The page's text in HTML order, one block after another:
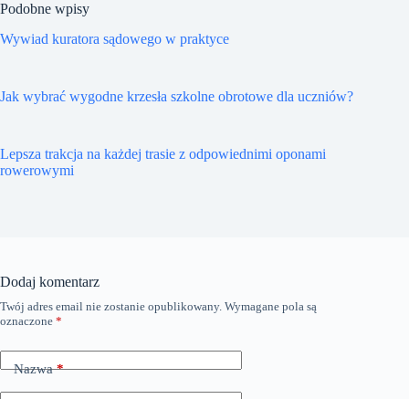
Podobne wpisy
Wywiad kuratora sądowego w praktyce
Jak wybrać wygodne krzesła szkolne obrotowe dla uczniów?
Lepsza trakcja na każdej trasie z odpowiednimi oponami
rowerowymi
Dodaj komentarz
Twój adres email nie zostanie opublikowany. Wymagane pola są
oznaczone *
Nazwa*